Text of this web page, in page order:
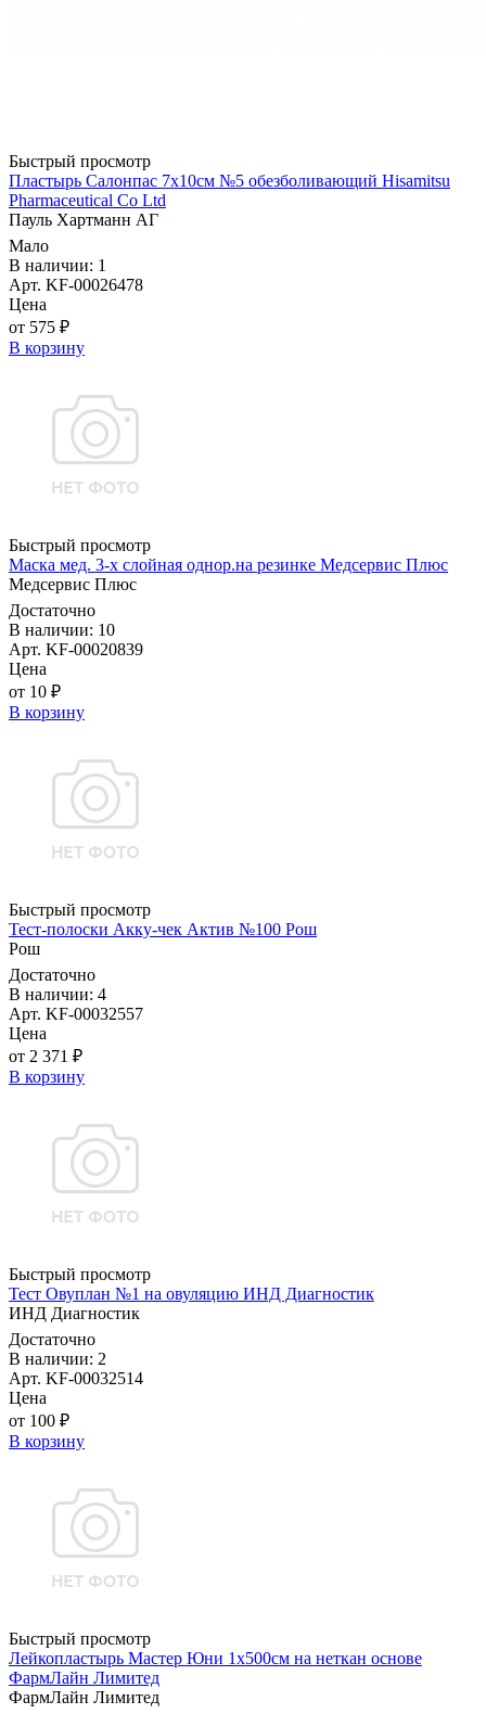
Быстрый просмотр
Пластырь Салонпас 7х10см №5 обезболивающий Hisamitsu
Pharmaceutical Co Ltd
Пауль Хартманн AГ
Мало
В наличии: 1
Арт. KF-00026478
Цена
от 575 ₽
В корзину
Быстрый просмотр
Маска мед. 3-х слойная однор.на резинке Медсервис Плюс
Медсервис Плюс
Достаточно
В наличии: 10
Арт. KF-00020839
Цена
от 10 ₽
В корзину
Быстрый просмотр
Тест-полоски Акку-чек Актив №100 Рош
Рош
Достаточно
В наличии: 4
Арт. KF-00032557
Цена
от 2 371 ₽
В корзину
Быстрый просмотр
Тест Овуплан №1 на овуляцию ИНД Диагностик
ИНД Диагностик
Достаточно
В наличии: 2
Арт. KF-00032514
Цена
от 100 ₽
В корзину
Быстрый просмотр
Лейкопластырь Мастер Юни 1х500см на неткан основе
ФармЛайн Лимитед
ФармЛайн Лимитед